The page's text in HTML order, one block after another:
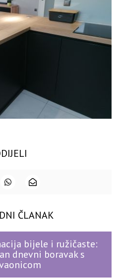
ČLANAK
bijele i ružičaste:
dnevni boravak s